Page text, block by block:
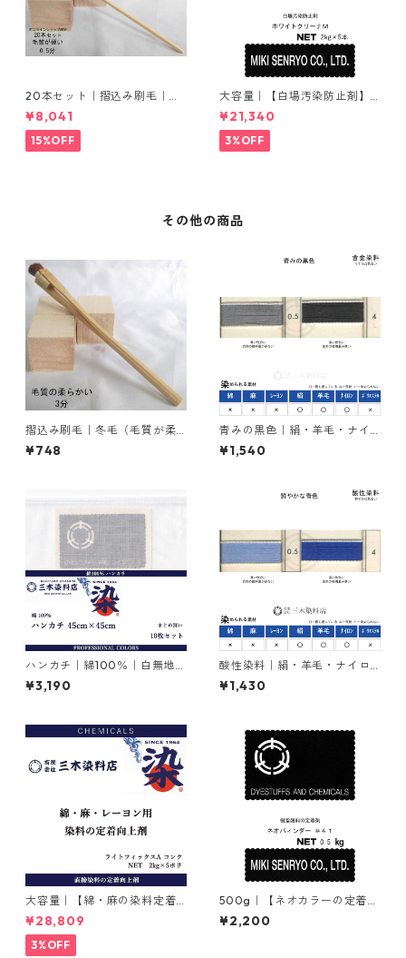
20本セット｜摺込み刷毛｜夏
毛（毛質が硬い）0.5分
¥8,041
15%OFF
大容量｜【白場汚染防止剤】
｜2kg×5本｜ホワイトクリー
ナＭ
¥21,340
3%OFF
その他の商品
摺込み刷毛｜冬毛（毛質が柔
らかい）3分
¥748
青みの黒色｜絹・羊毛・ナイ
ロンを染める｜含金染料｜20
g｜イレミアブラックBG（青
¥1,540
ハンカチ｜綿100％｜白無地｜
45cm×45cm｜10枚×1セット
¥3,190
酸性染料｜絹・羊毛・ナイロ
ンを染める｜20g｜アンスラ
センブルーFBR（鮮やかな青
¥1,430
大容量｜【綿・麻の染料定着
向上剤】｜2kg×5本｜ライト
フィックスAコンク
¥28,809
3%OFF
500g｜【ネオカラーの定着
剤】｜ネオバィンダー#41（樹
脂顔料の定着剤）
¥2,200